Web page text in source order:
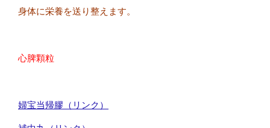
身体に栄養を送り整えます。
心脾顆粒
婦宝当帰膠（リンク）